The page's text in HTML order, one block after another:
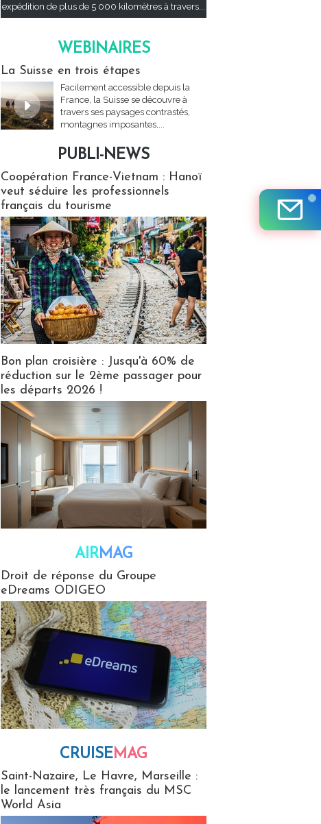
expédition de plus de 5 000 kilomètres à travers...
WEBINAIRES
La Suisse en trois étapes
Facilement accessible depuis la
France, la Suisse se découvre à
travers ses paysages contrastés,
montagnes imposantes,...
PUBLI-NEWS
Coopération France-Vietnam : Hanoï
veut séduire les professionnels
français du tourisme
Bon plan croisière : Jusqu'à 60% de
réduction sur le 2ème passager pour
les départs 2026 !
AIRMAG
Droit de réponse du Groupe
eDreams ODIGEO
CRUISEMAG
Saint-Nazaire, Le Havre, Marseille :
le lancement très français du MSC
World Asia